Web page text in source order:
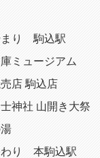
まり 駒込駅
ミュージアム
店 駒込店
神社 山開き大祭
わり 本駒込駅